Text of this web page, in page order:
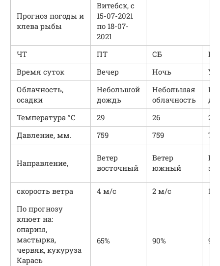
Прогноз погоды и
клева рыбы
Витебск, с
15-07-2021
по 18-07-
2021
ЧТ
ПТ СБ
ВC
Время суток
Вечер Ночь
Облачность,
осадки
Небольшой
дождь
Небольшая
облачность
Температура °С
29 26
22
Давление, мм.
759 759 760
Направление,
Ветер
восточный
Ветер
южный
скорость ветра 4 м/с 2 м/с
1
По прогнозу
клюет на:
опариш,
мастырка,
червяк, кукуруза
Карась
65% 90%